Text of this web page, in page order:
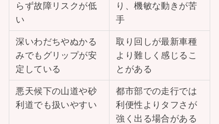
らず故障リスクが低
い
り、機敏な動きが苦
手
深いわだちやぬかる
みでもグリップが安
定している
取り回しが最新車種
より難しく感じるこ
とがある
悪天候下の山道や砂
利道でも扱いやすい
都市部での走行では
利便性よりタフさが
強く出る場合がある